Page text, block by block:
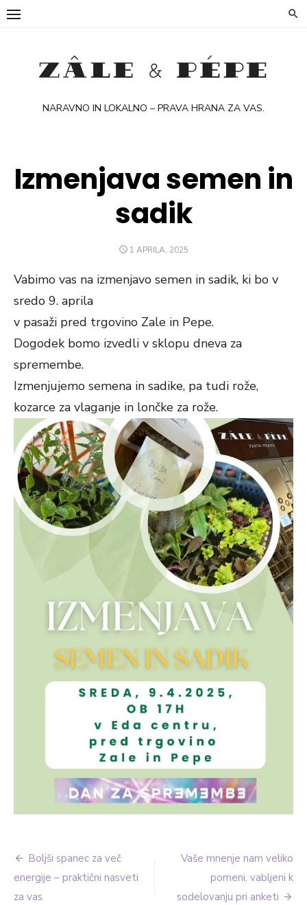
Skip
NARAVNO IN LOKALNO – PRAVA HRANA ZA VAS.
Izmenjava semen in
sadik
POSTED
1 APRILA, 2025
Vabimo vas na izmenjavo semen in sadik, ki bo v
sredo 9. aprila
v pasaži pred trgovino Zale in Pepe.
Dogodek bomo izvedli v sklopu dneva za
spremembe.
Izmenjujemo semena in sadike, pa tudi rože,
kozarce za vlaganje in lončke za rože.
Navigacija
prispevka
Boljši spanec za več
energije – praktični nasveti
za vas.
Vaše mnenje nam veliko
pomeni, vabljeni k
sodelovanju pri anketi